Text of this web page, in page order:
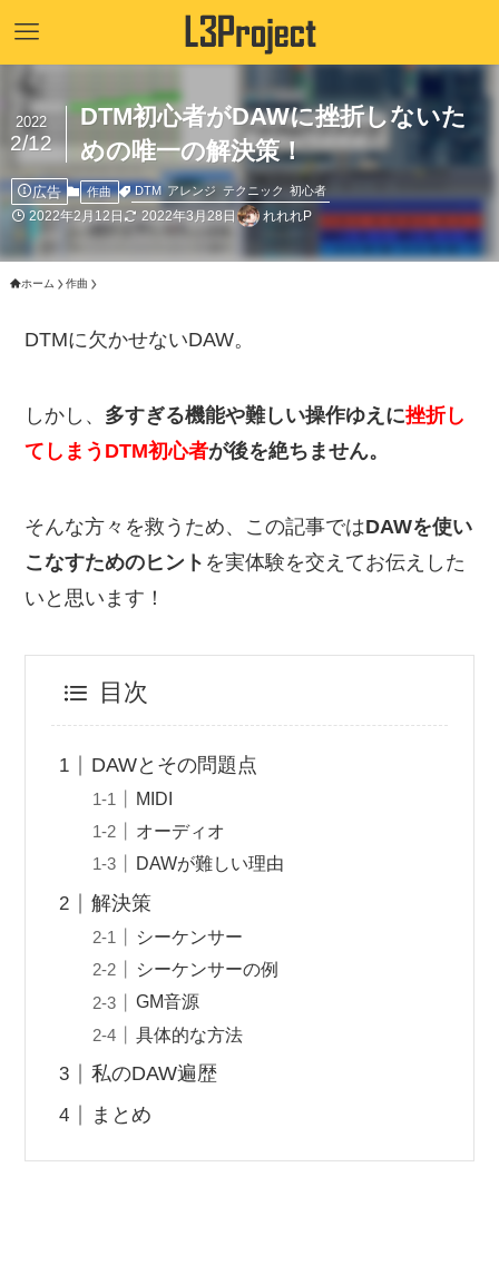
DTM初心者がDAWに挫折しないた
めの唯一の解決策！
2022
2/12
広告 作曲 DTM アレンジ テクニック 初心者
2022年2月12日 2022年3月28日 れれれP
ホーム 作曲
DTMに欠かせないDAW。
しかし、 多すぎる機能や難しい操作ゆえに挫折し
てしまうDTM初心者が後を絶ちません。
そんな方々を救うため、この記事ではDAWを使い
こなすためのヒント を実体験を交えてお伝えした
いと思います！
目次
DAWとその問題点
MIDI
オーディオ
DAWが難しい理由
解決策
シーケンサー
シーケンサーの例
GM音源
具体的な方法
私のDAW遍歴
まとめ